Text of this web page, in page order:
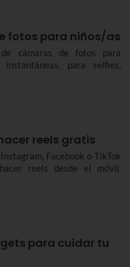
fotos para niños/as
de cámaras de fotos para
instantáneas, para selfies,
reels gratis
Facebook o TikTok
reels desde el móvil.
para cuidar tu